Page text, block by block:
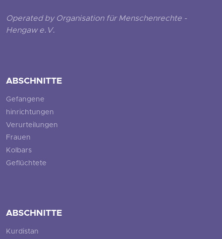
Operated by Organisation für Menschenrechte -
Hengaw e.V.
ABSCHNITTE
Gefangene
hinrichtungen
Verurteilungen
Frauen
Kolbars
Geflüchtete
ABSCHNITTE
Kurdistan